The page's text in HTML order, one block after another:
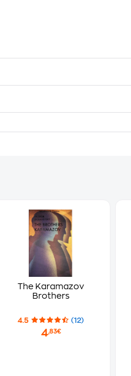
The Karamazov
Brothers
4.5 (12)
4,83€